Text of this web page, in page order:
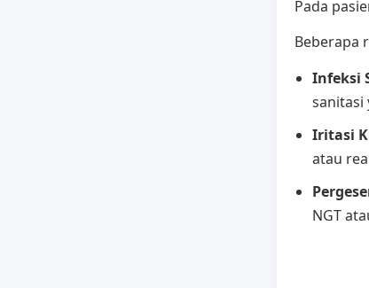
Pada
Beberapa
Infeksi
sanitasi
Iritasi
atau
NGT